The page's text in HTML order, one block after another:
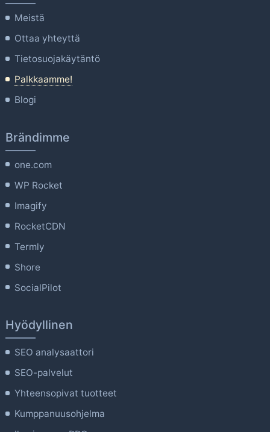
Meistä
Ottaa yhteyttä
Tietosuojakäytäntö
Palkkaamme!
Blogi
Brändimme
one.com
WP Rocket
Imagify
RocketCDN
Termly
Shore
SocialPilot
Hyödyllinen
SEO analysaattori
SEO-palvelut
Yhteensopivat tuotteet
Kumppanuusohjelma